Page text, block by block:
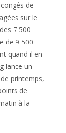
de
sur le
7 500
de 9 500
quand il en
lance un
de printemps,
de
à la